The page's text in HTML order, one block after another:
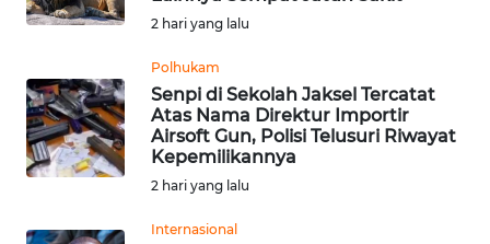
2 hari yang lalu
Polhukam
Senpi di Sekolah Jaksel Tercatat
Atas Nama Direktur Importir
Airsoft Gun, Polisi Telusuri Riwayat
Kepemilikannya
2 hari yang lalu
Internasional
WN
WN
NIAS
LANGKAT